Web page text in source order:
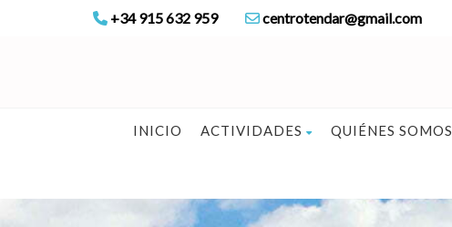
+34 915 632 959 centrotendar@gmail.com
INICIO ACTIVIDADES QUIÉNES SOMOS